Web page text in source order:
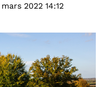
2022 14:12